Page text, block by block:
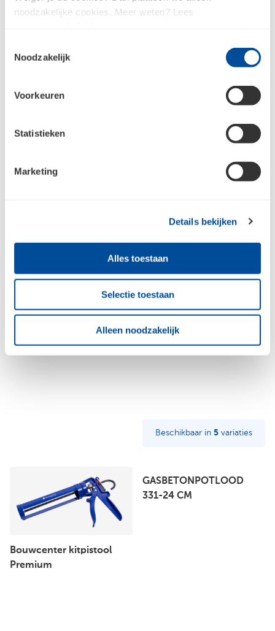
noodzakelijke cookies. Meer weten? Lees
Noodzakelijk
Voorkeuren
Statistieken
Marketing
Details bekijken
Alles toestaan
Selectie toestaan
Alleen noodzakelijk
Fatmax afbreekmes
metaal 18mm op kaart
Super Prof
Stootvoegspijker 90 mm
Beschikbaar in 5 variaties
Bouwcenter kitpistool
Premium
GASBETONPOTLOOD
331-24 CM